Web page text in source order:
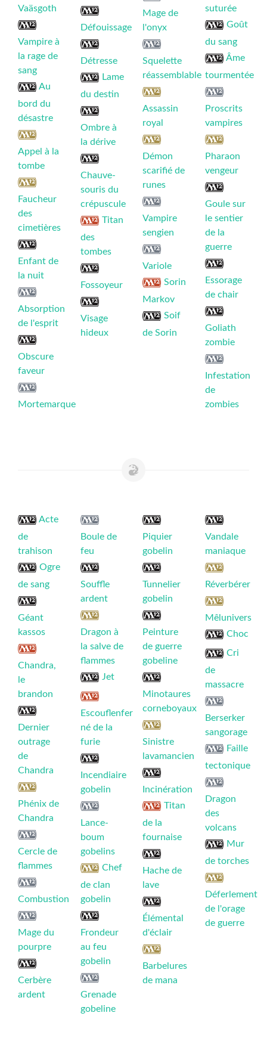
Vaäsgoth
Vampire à
la rage de
sang
Au
bord du
désastre
Appel à la
tombe
Faucheur
des
cimetières
Enfant de
la nuit
Absorption
de l'esprit
Obscure
faveur
Mortemarque
Défouissage
Détresse
Lame
du destin
Ombre à
la dérive
Chauve-
souris du
crépuscule
Titan
des
tombes
Fossoyeur
Visage
hideux
Mage de
l'onyx
Squelette
réassemblable
Assassin
royal
Démon
scarifié de
runes
Vampire
sengien
Variole
Sorin
Markov
Soif
de Sorin
suturée
Goût
du sang
Âme
tourmentée
Proscrits
vampires
Pharaon
vengeur
Goule sur
le sentier
de la
guerre
Essorage
de chair
Goliath
zombie
Infestation
de
zombies
Acte
de
trahison
Ogre
de sang
Géant
kassos
Chandra,
le
brandon
Dernier
outrage
de
Chandra
Phénix de
Chandra
Cercle de
flammes
Combustion
Mage du
pourpre
Cerbère
ardent
Boule de
feu
Souffle
ardent
Dragon à
la salve de
flammes
Jet
Escouflenfer
né de la
furie
Incendiaire
gobelin
Lance-
boum
gobelins
Chef
de clan
gobelin
Frondeur
au feu
gobelin
Grenade
gobeline
Piquier
gobelin
Tunnelier
gobelin
Peinture
de guerre
gobeline
Minotaures
corneboyaux
Sinistre
lavamancien
Incinération
Titan
de la
fournaise
Hache de
lave
Élémental
d'éclair
Barbelures
de mana
Vandale
maniaque
Réverbérer
Mêlunivers
Choc
Cri
de
massacre
Berserker
sangorage
Faille
tectonique
Dragon
des
volcans
Mur
de torches
Déferlement
de l'orage
de guerre